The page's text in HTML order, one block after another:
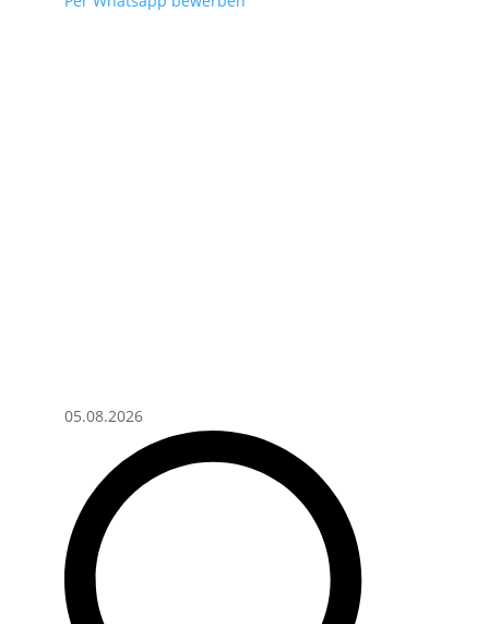
05.08.2026